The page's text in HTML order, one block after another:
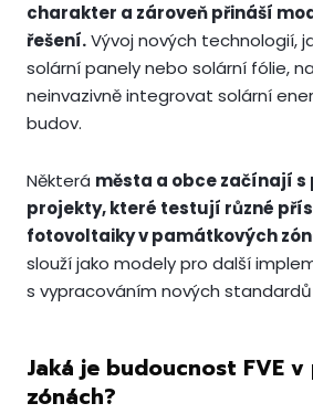
charakter a zároveň přináší
řešení.Vývoj nových technologií,
solární panely nebo solární fólie,
neinvazivně integrovat solární
budov.
Některá města a obce začínají
projekty, které testují různé
fotovoltaiky v památkových
slouží jako modely pro další
s vypracováním nových
Jaká je budoucnost FVE
zónách?